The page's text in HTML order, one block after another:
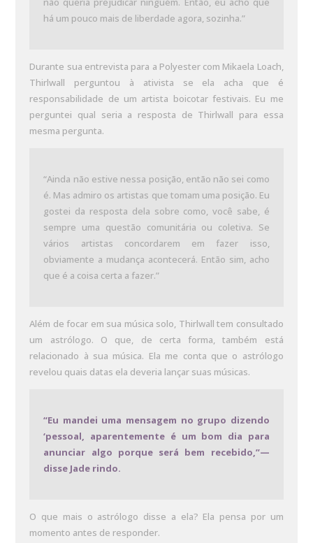
há um pouco mais de liberdade agora, sozinha.”
Durante sua entrevista para a Polyester com Mikaela Loach,
Thirlwall perguntou à ativista se ela acha que é
responsabilidade de um artista boicotar festivais. Eu me
perguntei qual seria a resposta de Thirlwall para essa
mesma pergunta.
“Ainda não estive nessa posição, então não sei como
é. Mas admiro os artistas que tomam uma posição. Eu
gostei da resposta dela sobre como, você sabe, é
sempre uma questão comunitária ou coletiva. Se
vários artistas concordarem em fazer isso,
obviamente a mudança acontecerá. Então sim, acho
que é a coisa certa a fazer.”
Além de focar em sua música solo, Thirlwall tem consultado
um astrólogo. O que, de certa forma, também está
relacionado à sua música. Ela me conta que o astrólogo
revelou quais datas ela deveria lançar suas músicas.
“Eu mandei uma mensagem no grupo dizendo
‘pessoal, aparentemente é um bom dia para
anunciar algo porque será bem recebido,”—
disse Jade rindo.
O que mais o astrólogo disse a ela? Ela pensa por um
momento antes de responder.